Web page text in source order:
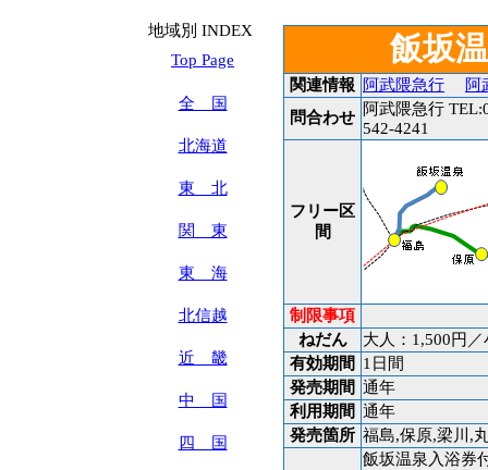
地域別 INDEX
Top Page
全 国
北海道
東 北
関 東
東 海
北信越
近 畿
中 国
四 国
飯坂
関連情報 阿武隈急行
阿
問合わせ 阿武隈急行
542-4241
フリー区
間
制限事項
ねだん
大人：1,500円
有効期間
1日間
発売期間 通年
利用期間 通年
発売箇所 福島,保原,梁川,
飯坂温泉入浴券